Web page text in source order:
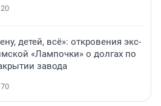
20
детей, всё»: откровения экс-
«Лампочки» о долгах по
завода
70